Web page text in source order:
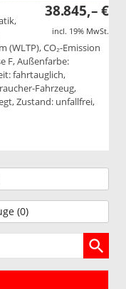
38.845,– €
incl. 19% MwSt.
CO₂-Emission
F, Außenfarbe:
fahrtauglich,
Fahrzeug,
Zustand: unfallfrei,
(0)